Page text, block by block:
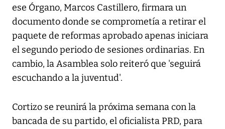
ese Órgano, Marcos Castillero, firmara un
documento donde se comprometía a retirar el
paquete de reformas aprobado apenas iniciara
el segundo periodo de sesiones ordinarias. En
cambio, la Asamblea solo reiteró que 'seguirá
escuchando a la juventud'.
Cortizo se reunirá la próxima semana con la
bancada de su partido, el oficialista PRD, para